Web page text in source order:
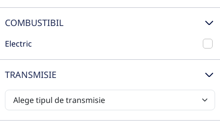
Mercedes-Benz EQE 350+ SUV
2024
Automata
15.000 km
Preț de listă100.200€
COMBUSTIBIL
Electric
TRANSMISIE